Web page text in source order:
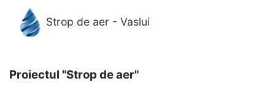
Strop de aer - Vaslui
Proiectul "Strop de aer"